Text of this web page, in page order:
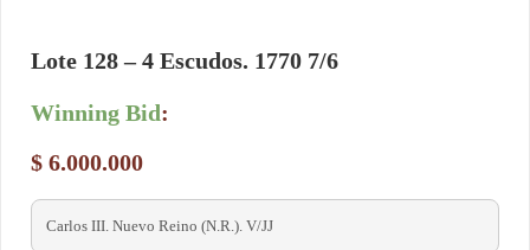
Lote 128 – 4 Escudos. 1770 7/6
Winning Bid:
$ 6.000.000
Carlos III. Nuevo Reino (N.R.). V/JJ